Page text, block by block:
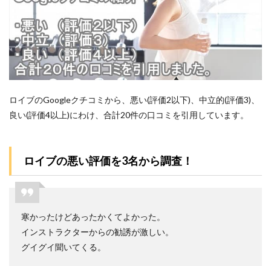
6.4
4.カウ
ンセ
リン
グ
ロイ
ブの
ロイ
ブの
料金
は？
8.1
1.月4
回会
員
ロイブのGoogleクチコミから、悪い(評価2以下)、中立的(評価3)、
良い(評価4以上)にわけ、合計20件の口コミを引用しています。
ロイブの悪い評価を3名から調査！
寒かったけどあったかくてよかった。
インストラクターからの勧誘が激しい。
グイグイ聞いてくる。